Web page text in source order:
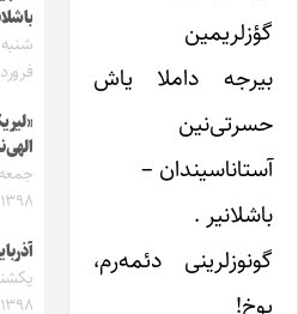
گؤزلریمین
بیرجه داملا یاش
حسرتی‌نین
آستاناسیندان –
باشلانیر .
گونوزلرینی دئمه‌رم،
یوخ!
۱۳۹۸
۱۳۹۸